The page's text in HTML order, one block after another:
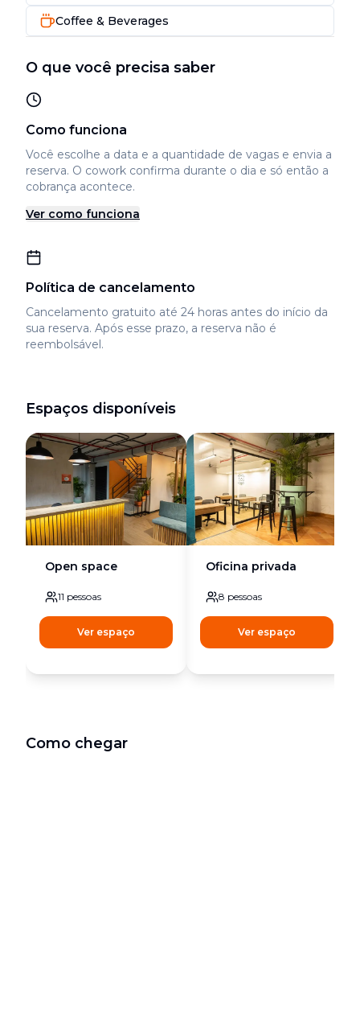
Coffee & Beverages
O que você precisa saber
Como funciona
Você escolhe a data e a quantidade de vagas e envia a
reserva. O cowork confirma durante o dia e só então a
cobrança acontece.
Ver como funciona
Política de cancelamento
Cancelamento gratuito até 24 horas antes do início da
sua reserva. Após esse prazo, a reserva não é
reembolsável.
Espaços disponíveis
Open space
11 pessoas
Ver espaço
Oficina privada
8 pessoas
Ver espaço
Como chegar